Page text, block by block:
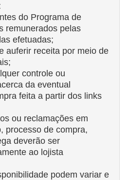
do Programa de
remunerados pelas
efetuadas;
auferir receita por meio de
controle ou
da eventual
feita a partir dos links
ou reclamações em
processo de compra,
deverão ser
ao lojista
podem variar e